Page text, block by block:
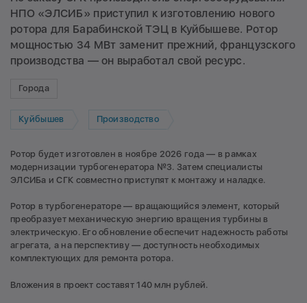
НПО «ЭЛСИБ» приступил к изготовлению нового
ротора для Барабинской ТЭЦ в Куйбышеве. Ротор
мощностью 34 МВт заменит прежний, французского
производства — он выработал свой ресурс.
Города
Куйбышев Производство
Ротор будет изготовлен в ноябре 2026 года — в рамках
модернизации турбогенератора №3. Затем специалисты
ЭЛСИБа и СГК совместно приступят к монтажу и наладке.
Ротор в турбогенераторе — вращающийся элемент, который
преобразует механическую энергию вращения турбины в
электрическую. Его обновление обеспечит надежность работы
агрегата, а на перспективу — доступность необходимых
комплектующих для ремонта ротора.
Вложения в проект составят 140 млн рублей.